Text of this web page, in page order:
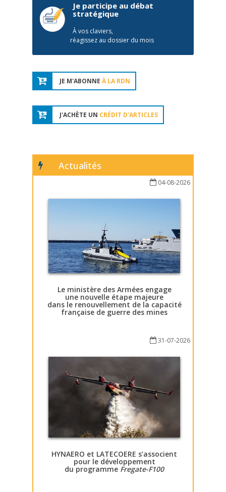
Je participe au débat
stratégique
À vos claviers,
réagissez au dossier du mois
JE M'ABONNE À LA RDN
J'ACHÈTE UN CRÉDIT D'ARTICLES
Actualités
04-08-2026
Le ministère des Armées engage
une nouvelle étape majeure
dans le renouvellement de la capacité
française de guerre des mines
31-07-2026
HYNAERO et LATECOERE s’associent
pour le développement
du programme Fregate-F100